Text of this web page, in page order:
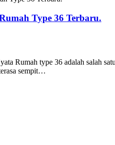
Type 36 Terbaru.
Rumah type 36 adalah salah
sempit…